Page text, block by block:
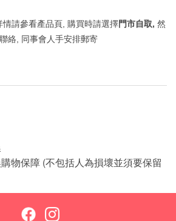
請參看產品頁, 購買時請選擇門市自取, 然
絡, 同事會人手安排郵寄
物保障 (不包括人為損壞並須要保留